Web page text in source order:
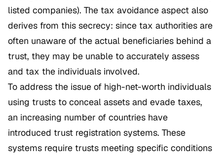
listed companies). The tax avoidance aspect also
derives from this secrecy: since tax authorities are
often unaware of the actual beneficiaries behind a
trust, they may be unable to accurately assess
and tax the individuals involved.
To address the issue of high-net-worth individuals
using trusts to conceal assets and evade taxes,
an increasing number of countries have
introduced trust registration systems. These
systems require trusts meeting specific conditions